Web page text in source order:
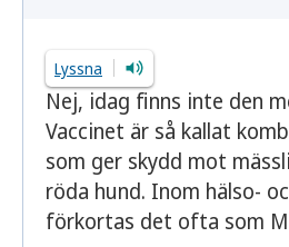
Lyssna
Nej, idag finns inte den
Vaccinet är så kallat
som ger skydd mot
röda hund. Inom hälso-
förkortas det ofta som